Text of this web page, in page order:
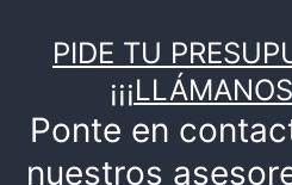
PIDE TU
Ponte en
nuestros